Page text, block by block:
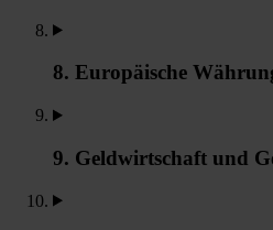
8. Europäische
9. Geldwirtschaft und